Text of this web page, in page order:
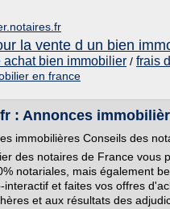
la vente d un bien
achat bien immobilier / frais
en france
: Annonces
immobilières Conseils des
des notaires de France vous
notariales, mais également
interactif et faites vos offres
et aux résultats des